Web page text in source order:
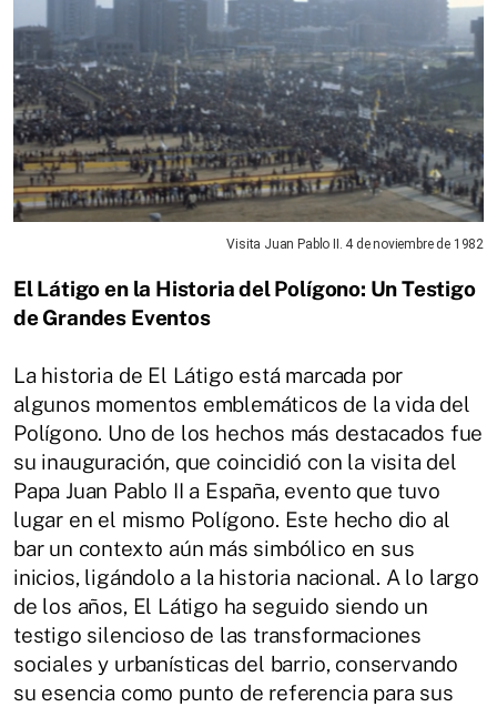
Visita Juan Pablo II. 4 de noviembre de 1982
El Látigo en la Historia del Polígono: Un Testigo
de Grandes Eventos
La historia de El Látigo está marcada por
algunos momentos emblemáticos de la vida del
Polígono. Uno de los hechos más destacados fue
su inauguración, que coincidió con la visita del
Papa Juan Pablo II a España, evento que tuvo
lugar en el mismo Polígono. Este hecho dio al
bar un contexto aún más simbólico en sus
inicios, ligándolo a la historia nacional. A lo largo
de los años, El Látigo ha seguido siendo un
testigo silencioso de las transformaciones
sociales y urbanísticas del barrio, conservando
su esencia como punto de referencia para sus